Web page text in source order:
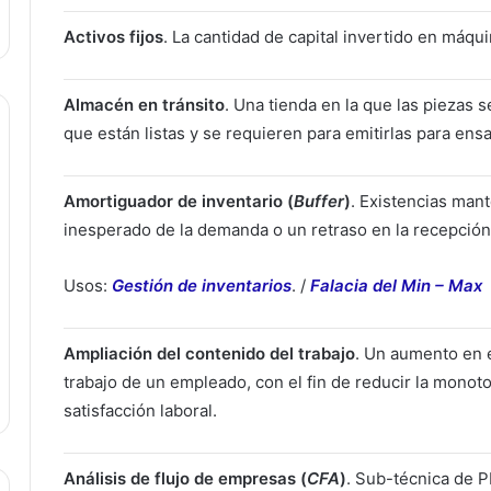
Activos fijos. La cantidad de capital invertido en
Almacén en tránsito. Una tienda en la que las piezas
que están listas y se requieren para emitirlas para
Amortiguador de inventario (Buffer). Existencias
inesperado de la demanda o un retraso en la
Usos: Gestión de inventarios. / Falacia del Min – Max
Ampliación del contenido del trabajo. Un aumento
trabajo de un empleado, con el fin de reducir la
satisfacción laboral.
Análisis de flujo de empresas (CFA). Sub-técnica de